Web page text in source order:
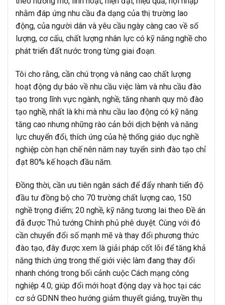
nhằm đáp ứng nhu cầu đa dạng của thị trường lao
động, của người dân và yêu cầu ngày càng cao về số
lượng, cơ cấu, chất lượng nhân lực có kỹ năng nghề cho
phát triển đất nước trong từng giai đoạn.
Tôi cho rằng, cần chú trọng và nâng cao chất lượng
hoạt động dự báo về nhu cầu việc làm và nhu cầu đào
tạo trong lĩnh vực ngành, nghề; tăng nhanh quy mô đào
tạo nghề, nhất là khi mà nhu cầu lao động có kỹ năng
tăng cao nhưng những rào cản bởi dịch bệnh và năng
lực chuyển đổi, thích ứng của hệ thống giáo dục nghề
nghiệp còn hạn chế nên năm nay tuyển sinh đào tạo chỉ
đạt 80% kế hoạch đầu năm.
Đồng thời, cần ưu tiên ngân sách để đẩy nhanh tiến độ
đầu tư đồng bộ cho 70 trường chất lượng cao, 150
nghề trọng điểm; 20 nghề, kỹ năng tương lai theo Đề án
đã được Thủ tướng Chính phủ phê duyệt. Cùng với đó
cần chuyển đổi số mạnh mẽ và thay đổi phương thức
đào tạo, đây được xem là giải pháp cốt lõi để tăng khả
năng thích ứng trong thế giới việc làm đang thay đổi
nhanh chóng trong bối cảnh cuộc Cách mạng công
nghiệp 4.0; giúp đổi mới hoạt động dạy và học tại các
cơ sở GDNN theo hướng giảm thuyết giảng, truyền thụ